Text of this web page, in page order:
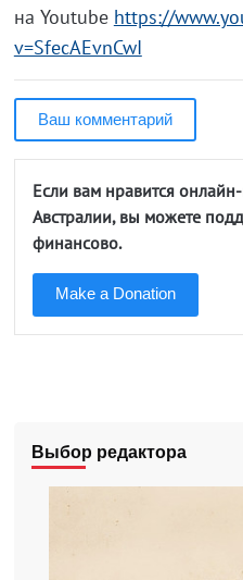
на Youtube https://
v=SfecAEvnCwI
Ваш комментарий
Если вам нравится
Австралии, вы можете
финансово.
Make a Donation
Выбор редактора